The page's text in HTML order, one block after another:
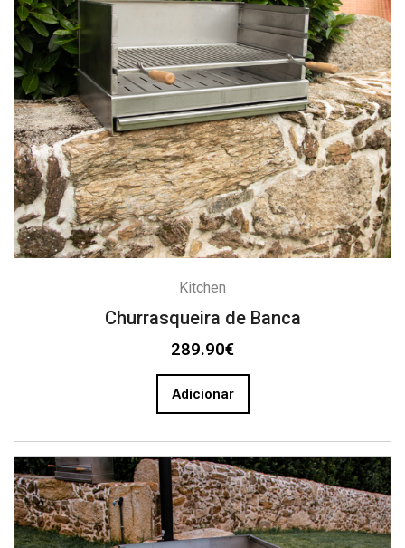
Kitchen
Churrasqueira de Banca
289.90€
Adicionar